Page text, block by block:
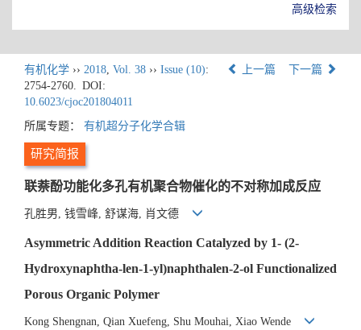
高级检索
有机化学 ›› 2018, Vol. 38 ›› Issue (10):
2754-2760. DOI:
10.6023/cjoc201804011
上一篇 下一篇
所属专题： 有机超分子化学合辑
研究简报
联萘酚功能化多孔有机聚合物催化的不对称加成反应
孔胜男, 钱雪峰, 舒谋海, 肖文德
Asymmetric Addition Reaction Catalyzed by 1- (2-
Hydroxynaphtha-len-1-yl)naphthalen-2-ol Functionalized
Porous Organic Polymer
Kong Shengnan, Qian Xuefeng, Shu Mouhai, Xiao Wende